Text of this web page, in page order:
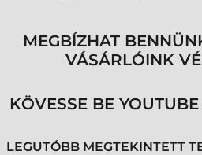
MEGBÍZHAT
VÁSÁRLÓINK
KÖVESSE BE
LEGUTÓBB MEGTEKINTETT